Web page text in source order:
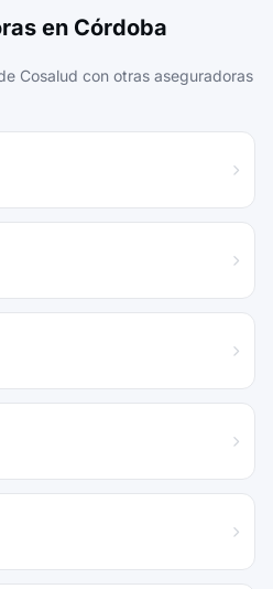
en Córdoba
Cosalud con otras aseguradoras